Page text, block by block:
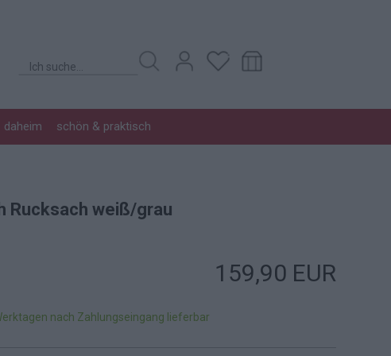
daheim schön & praktisch
Rucksach weiß/grau
159,90 EUR
nach Zahlungseingang lieferbar